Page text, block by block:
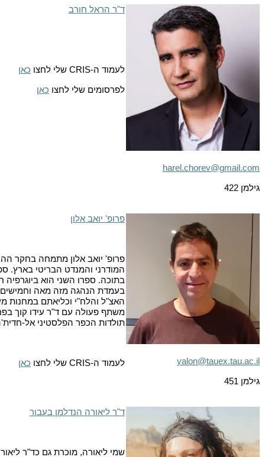
harel.chorev@gmail.com
גילמן 422
ד"ר הראל חורב
לעמוד ה-CRIS שלי לחצו כאן
לפרסומים שלי לחצו כאן
yalon@tauex.tau.ac.il
גילמן 451
פרופ' יואב אלון
פרופ' יואב אלון מתמחה בחקר
המודרני והמנדט הבריטי בארץ.
בתוכה. ספרו השני הוא
בעמדת הנהגה מזה מאה
האצ"ל והלח"י וכליאתם במחנות
משתף פעולה עם ד"ר עידו קוך
תולדות הכפר הפלסטיני אל-חדית'ה
לעמוד ה-CRIS שלי לחצו כאן
ד"ר ליאורה הנדלמן בעבור